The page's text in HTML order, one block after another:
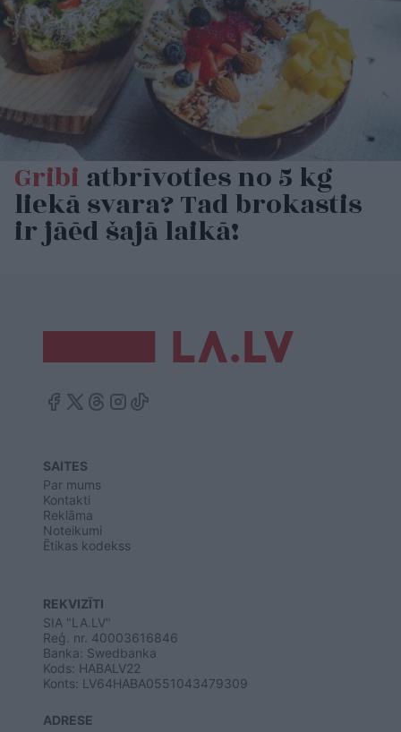
Gribiatbrīvoties no 5 kg
liekā svara? Tad brokastis
ir jāēd šajā laikā!
SAITES
Par mums
Kontakti
Reklāma
Noteikumi
Ētikas kodekss
REKVIZĪTI
SIA "LA.LV"
Reģ. nr. 40003616846
Banka: Swedbanka
Kods: HABALV22
Konts: LV64HABA0551043479309
ADRESE